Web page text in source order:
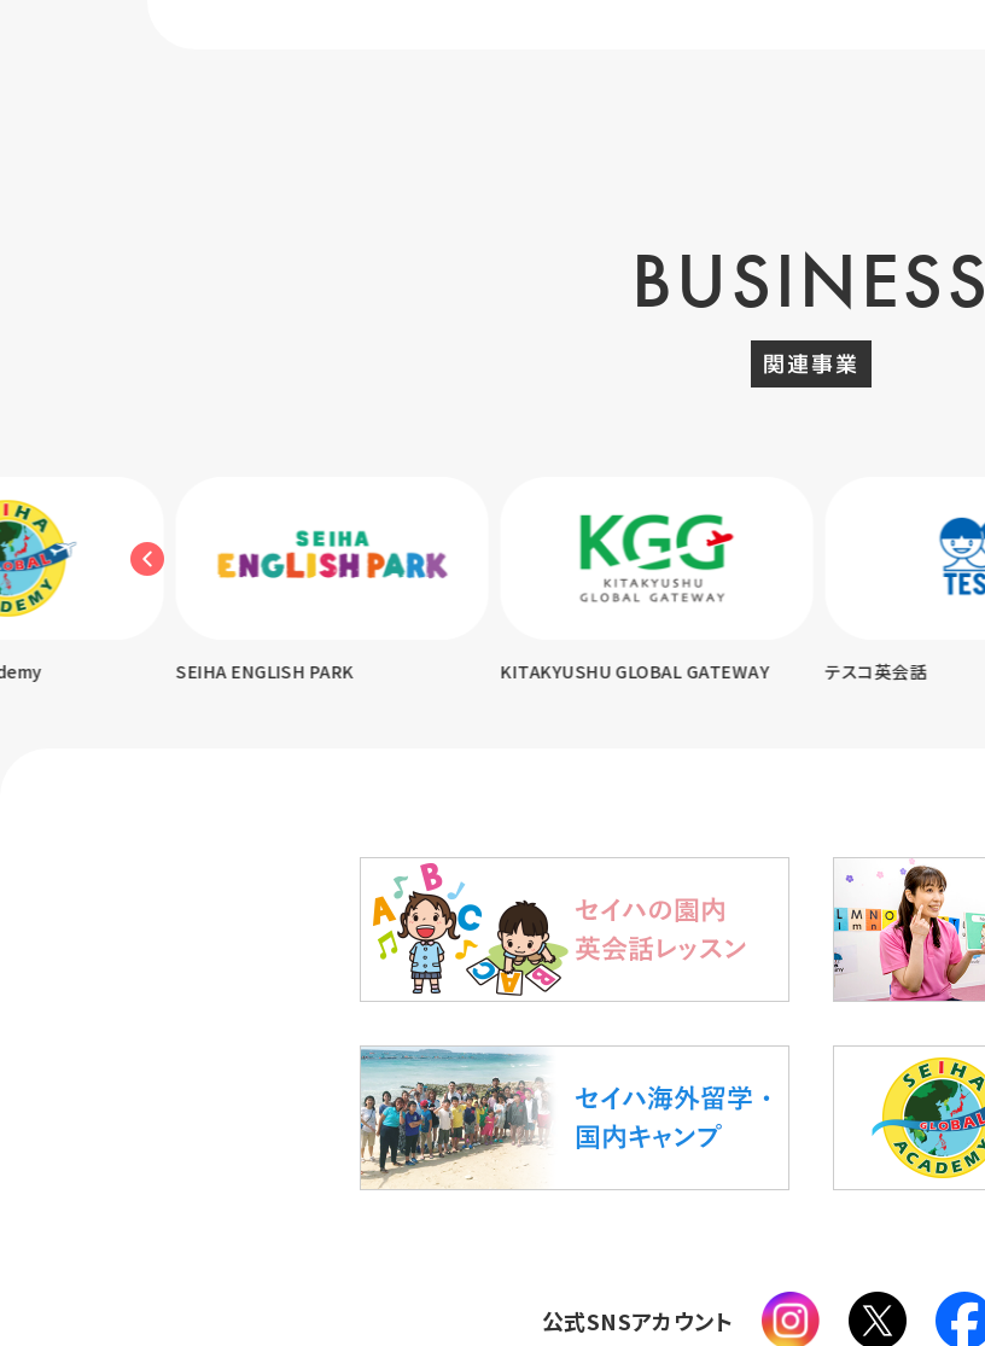
BUSINESS
関連事業
SEIHA ENGLISH PARK KITAKYUSHU GLOBAL GATEWAY テスコ英会話
公式SNSアカウント